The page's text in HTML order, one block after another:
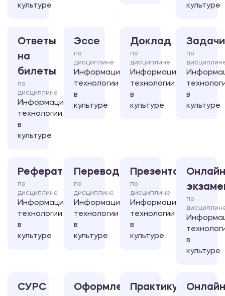
культуре
культуре
Ответы
на
билеты
по
дисциплине
Информационные
технологии
в
культуре
Эссе
по
дисциплине
Информационные
технологии
в
культуре
Доклад
по
дисциплине
Информационные
технологии
в
культуре
Задачи
по
в
культуре
Реферат
по
дисциплине
Информационные
технологии
в
культуре
Перевод
по
дисциплине
Информационные
технологии
в
культуре
Презентация
по
дисциплине
Информационные
технологии
в
культуре
по
в
культуре
СУРС
ОформлениеПрактикум